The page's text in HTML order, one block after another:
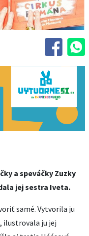
a speváčky Zuzky
jej sestra Iveta.
samé. Vytvorila ju
ilustrovala ju jej